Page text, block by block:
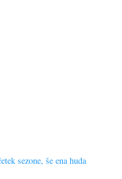
sezone, še ena huda